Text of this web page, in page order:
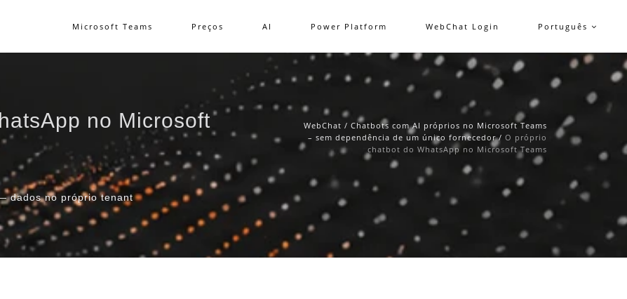
Microsoft Teams Preços AI Power Platform WebChat Login Português
no Microsoft
dados no próprio tenant
WebChat / Chatbots com AI próprios no Microsoft Teams
– sem dependência de um único fornecedor/ O próprio
chatbot do WhatsApp no Microsoft Teams